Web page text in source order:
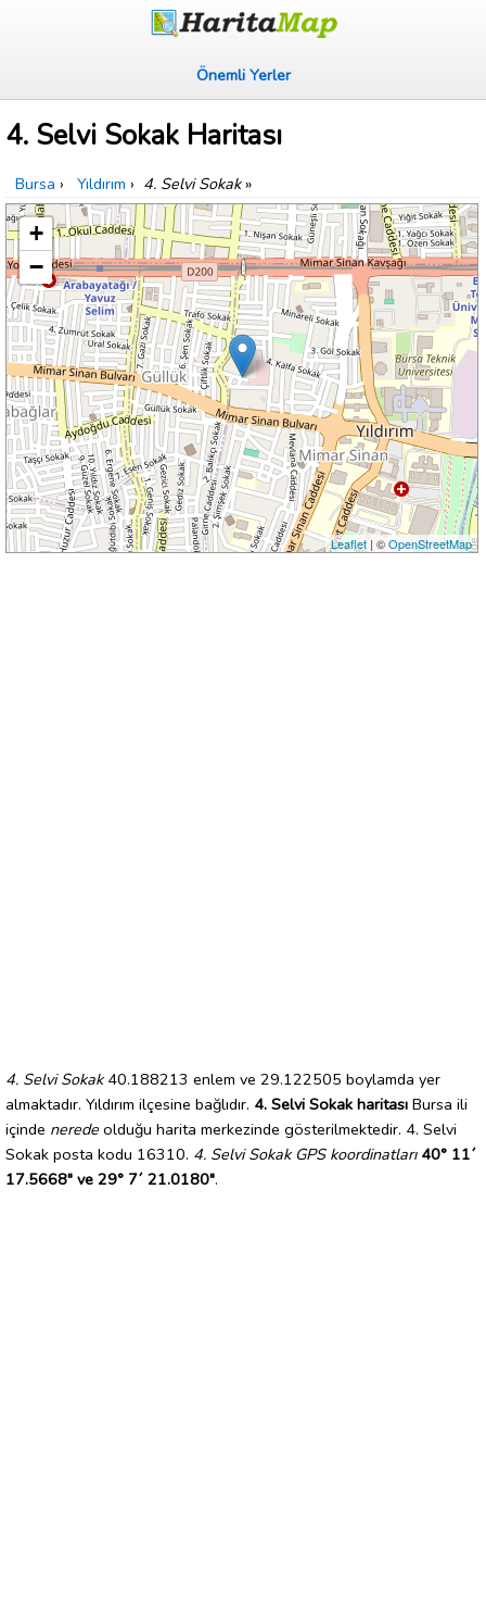
Önemli Yerler
4. Selvi Sokak Haritası
Bursa › Yıldırım › 4. Selvi Sokak»
+
−
Leaflet| ©OpenStreetMap
4. Selvi Sokak40.188213 enlem ve 29.122505 boylamda yer
almaktadır. Yıldırım ilçesine bağlıdır. 4. Selvi Sokak haritası Bursa ili
içinde nerede olduğu harita merkezinde gösterilmektedir. 4. Selvi
Sokak posta kodu 16310. 4. Selvi Sokak GPS koordinatları 40° 11´
17.5668" ve 29° 7´ 21.0180".